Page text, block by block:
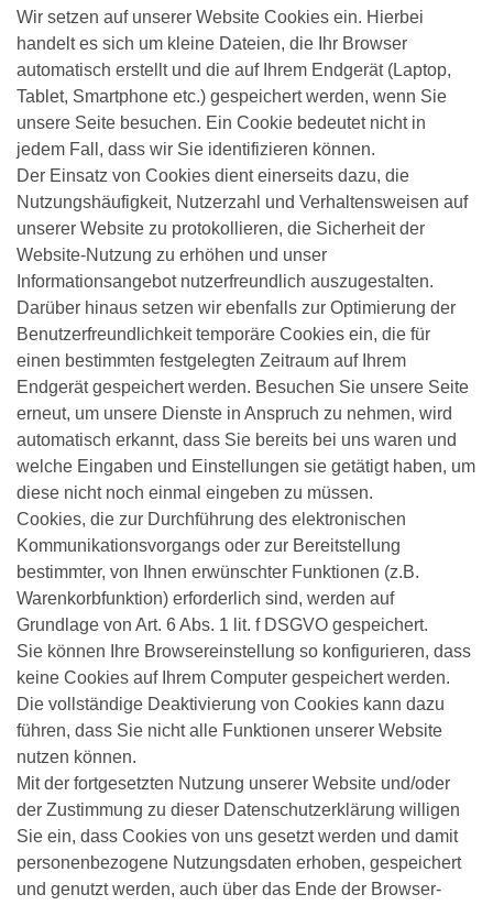
Wir setzen auf unserer Website Cookies ein. Hierbei
handelt es sich um kleine Dateien, die Ihr Browser
automatisch erstellt und die auf Ihrem Endgerät (Laptop,
Tablet, Smartphone etc.) gespeichert werden, wenn Sie
unsere Seite besuchen. Ein Cookie bedeutet nicht in
jedem Fall, dass wir Sie identifizieren können.
Der Einsatz von Cookies dient einerseits dazu, die
Nutzungshäufigkeit, Nutzerzahl und Verhaltensweisen auf
unserer Website zu protokollieren, die Sicherheit der
Website-Nutzung zu erhöhen und unser
Informationsangebot nutzerfreundlich auszugestalten.
Darüber hinaus setzen wir ebenfalls zur Optimierung der
Benutzerfreundlichkeit temporäre Cookies ein, die für
einen bestimmten festgelegten Zeitraum auf Ihrem
Endgerät gespeichert werden. Besuchen Sie unsere Seite
erneut, um unsere Dienste in Anspruch zu nehmen, wird
automatisch erkannt, dass Sie bereits bei uns waren und
welche Eingaben und Einstellungen sie getätigt haben, um
diese nicht noch einmal eingeben zu müssen.
Cookies, die zur Durchführung des elektronischen
Kommunikationsvorgangs oder zur Bereitstellung
bestimmter, von Ihnen erwünschter Funktionen (z.B.
Warenkorbfunktion) erforderlich sind, werden auf
Grundlage von Art. 6 Abs. 1 lit. f DSGVO gespeichert.
Sie können Ihre Browsereinstellung so konfigurieren, dass
keine Cookies auf Ihrem Computer gespeichert werden.
Die vollständige Deaktivierung von Cookies kann dazu
führen, dass Sie nicht alle Funktionen unserer Website
nutzen können.
Mit der fortgesetzten Nutzung unserer Website und/oder
der Zustimmung zu dieser Datenschutzerklärung willigen
Sie ein, dass Cookies von uns gesetzt werden und damit
personenbezogene Nutzungsdaten erhoben, gespeichert
und genutzt werden, auch über das Ende der Browser-